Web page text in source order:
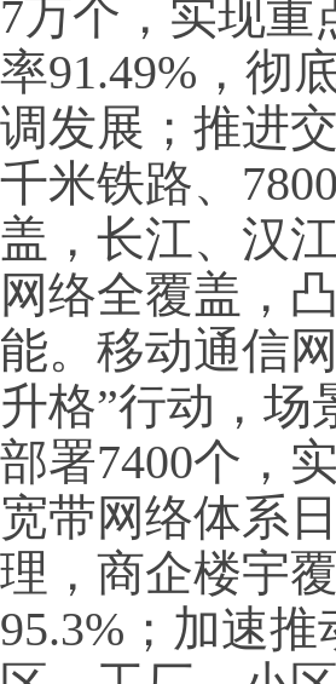
7万个，实现重
率91.49%，彻
调发展；推进
千米铁路、
盖，长江、汉
网络全覆盖，
能。移动通信
升格”行动，场
部署7400个，
宽带网络体系
理，商企楼宇
95.3%；加速